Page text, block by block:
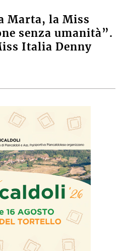
Marta, la Miss
senza umanità”.
Italia Denny